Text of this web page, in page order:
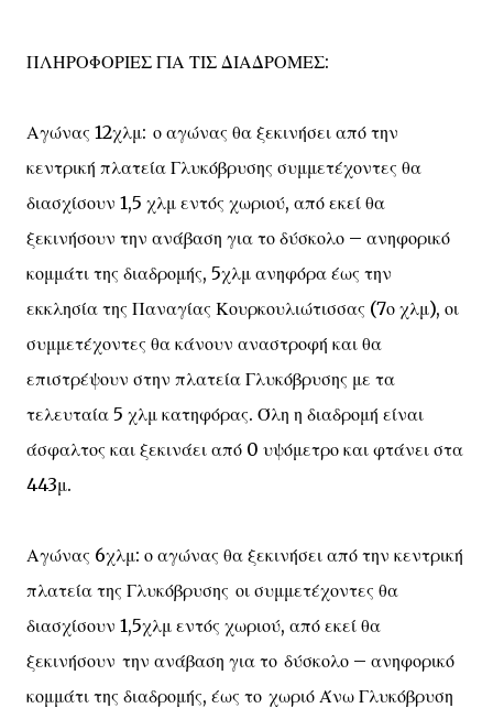
ΠΛΗΡΟΦΟΡΙΕΣ ΓΙΑ ΤΙΣ ΔΙΑΔΡΟΜΕΣ:
Αγώνας 12χλμ: ο αγώνας θα ξεκινήσει από την
κεντρική πλατεία Γλυκόβρυσης συμμετέχοντες θα
διασχίσουν 1,5 χλμ εντός χωριού, από εκεί θα
ξεκινήσουν την ανάβαση για το δύσκολο – ανηφορικό
κομμάτι της διαδρομής, 5χλμ ανηφόρα έως την
εκκλησία της Παναγίας Κουρκουλιώτισσας (7ο χλμ), οι
συμμετέχοντες θα κάνουν αναστροφή και θα
επιστρέψουν στην πλατεία Γλυκόβρυσης με τα
τελευταία 5 χλμ κατηφόρας. Όλη η διαδρομή είναι
άσφαλτος και ξεκινάει από 0 υψόμετρο και φτάνει στα
443μ.
Αγώνας 6χλμ: ο αγώνας θα ξεκινήσει από την κεντρική
πλατεία της Γλυκόβρυσης οι συμμετέχοντες θα
διασχίσουν 1,5χλμ εντός χωριού, από εκεί θα
ξεκινήσουν την ανάβαση για το δύσκολο – ανηφορικό
κομμάτι της διαδρομής, έως το χωριό Άνω Γλυκόβρυση